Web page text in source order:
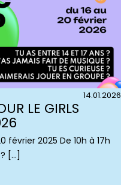
14.01.2026
LE GIRLS
février 2025 De 10h à 17h
? […]